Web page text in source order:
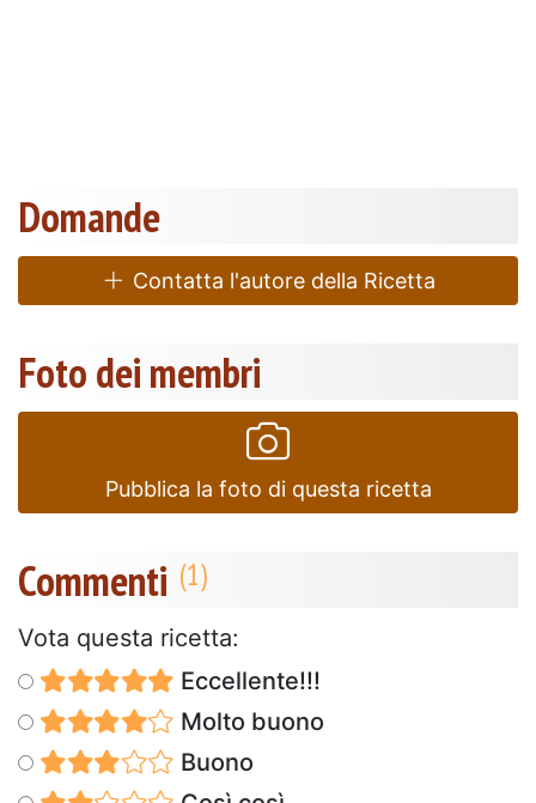
Domande
Contatta l'autore della Ricetta
Foto dei membri
Pubblica la foto di questa ricetta
Commenti
Vota questa ricetta:
Eccellente!!!
Molto buono
Buono